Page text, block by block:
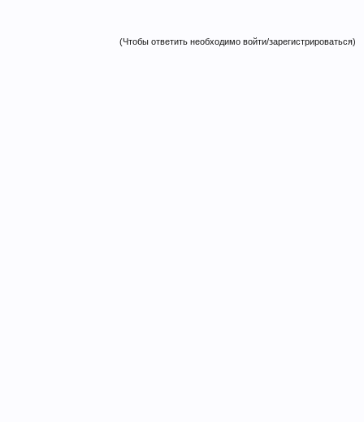
(Чтобы ответить необходимо войти/зарегистрироваться)